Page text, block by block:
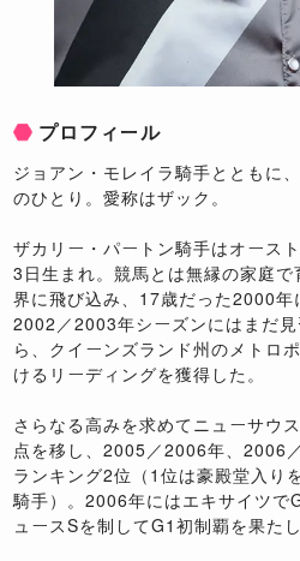
プロフィール
ジョアン・モレイラ騎手とともに
のひとり。愛称はザック。
ザカリー・パートン騎手はオース
3日生まれ。競馬とは無縁の家庭
界に飛び込み、17歳だった2000年
2002／2003年シーズンにはまだ
ら、クイーンズランド州のメトロ
けるリーディングを獲得した。
さらなる高みを求めてニューサウ
点を移し、2005／2006年、2006
ランキング2位（1位は豪殿堂入り
騎手）。2006年にはエキサイツで
ュースSを制してG1初制覇を果たし